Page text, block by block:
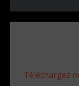
Téléchargez